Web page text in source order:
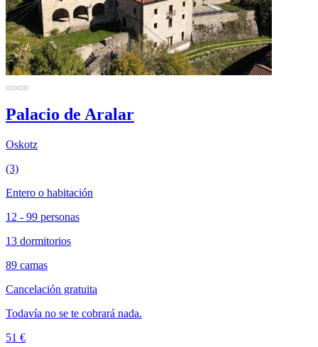
Palacio de Aralar
Oskotz
(3)
Entero o habitación
12 - 99 personas
13 dormitorios
89 camas
Cancelación gratuita
Todavía no se te cobrará nada.
51 €